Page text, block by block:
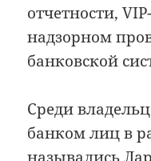
отчетности,
надзорном
банковской
Среди
банком лиц в